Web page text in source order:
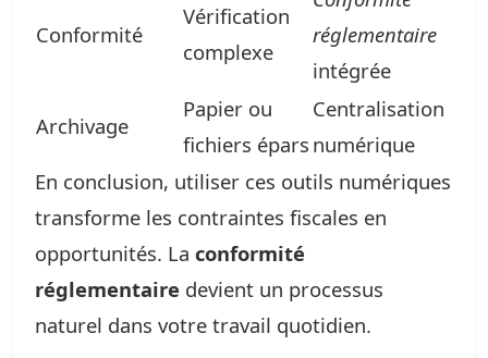
Conformité
Vérification
complexe
réglementaire
intégrée
Archivage
Papier ou
fichiers épars
Centralisation
numérique
En conclusion, utiliser ces outils numériques
transforme les contraintes fiscales en
opportunités. La conformité
réglementaire devient un processus
naturel dans votre travail quotidien.